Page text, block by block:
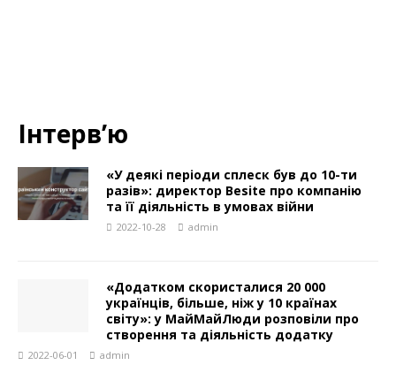
Інтерв’ю
«У деякі періоди сплеск був до 10-ти
разів»: директор Besite про компанію
та її діяльність в умовах війни
2022-10-28 admin
«Додатком скористалися 20 000
українців, більше, ніж у 10 країнах
світу»: у МайМайЛюди розповіли про
створення та діяльність додатку
2022-06-01 admin